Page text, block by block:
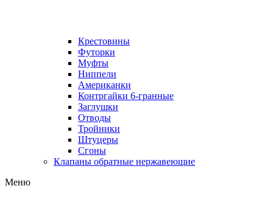
Крестовины
Футорки
Муфты
Ниппели
Американки
Контргайки 6-гранные
Заглушки
Отводы
Тройники
Штуцеры
Сгоны
Клапаны обратные нержавеющие
Меню